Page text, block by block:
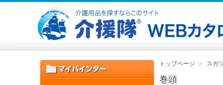
トップページ スガ
巻頭